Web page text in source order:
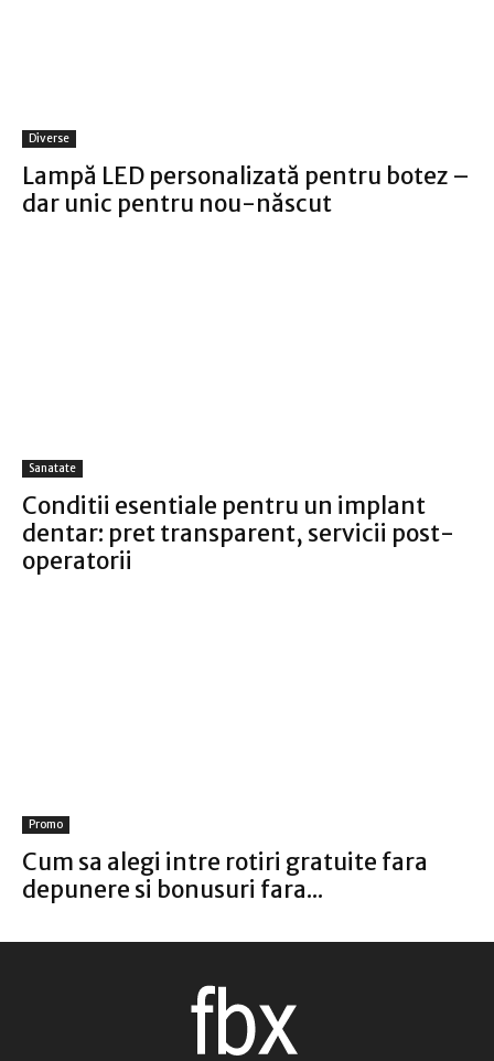
Diverse
Lampă LED personalizată pentru botez –
dar unic pentru nou-născut
Sanatate
Conditii esentiale pentru un implant
dentar: pret transparent, servicii post-
operatorii
Promo
Cum sa alegi intre rotiri gratuite fara
depunere si bonusuri fara...